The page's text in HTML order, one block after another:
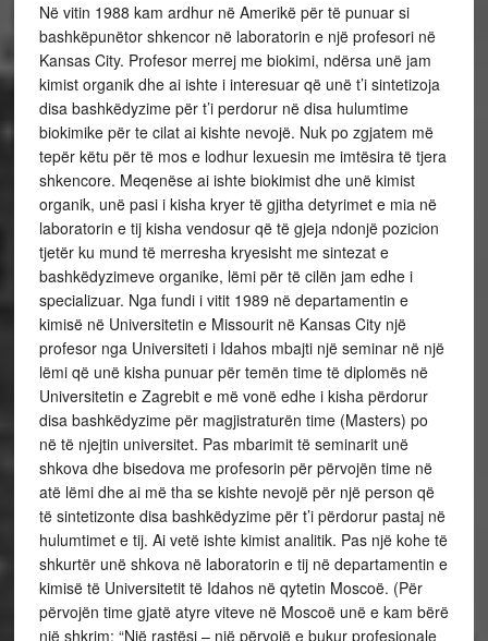
Në vitin 1988 kam ardhur në Amerikë për të punuar si
bashkëpunëtor shkencor në laboratorin e një profesori në
Kansas City. Profesor merrej me biokimi, ndërsa unë jam
kimist organik dhe ai ishte i interesuar që unë t’i sintetizoja
disa bashkëdyzime për t’i perdorur në disa hulumtime
biokimike për te cilat ai kishte nevojë. Nuk po zgjatem më
tepër këtu për të mos e lodhur lexuesin me imtësira të tjera
shkencore. Meqenëse ai ishte biokimist dhe unë kimist
organik, unë pasi i kisha kryer të gjitha detyrimet e mia në
laboratorin e tij kisha vendosur që të gjeja ndonjë pozicion
tjetër ku mund të merresha kryesisht me sintezat e
bashkëdyzimeve organike, lëmi për të cilën jam edhe i
specializuar. Nga fundi i vitit 1989 në departamentin e
kimisë në Universitetin e Missourit në Kansas City një
profesor nga Universiteti i Idahos mbajti një seminar në një
lëmi që unë kisha punuar për temën time të diplomës në
Universitetin e Zagrebit e më vonë edhe i kisha përdorur
disa bashkëdyzime për magjistraturën time (Masters) po
në të njejtin universitet. Pas mbarimit të seminarit unë
shkova dhe bisedova me profesorin për përvojën time në
atë lëmi dhe ai më tha se kishte nevojë për një person që
të sintetizonte disa bashkëdyzime për t’i përdorur pastaj në
hulumtimet e tij. Ai vetë ishte kimist analitik. Pas një kohe të
shkurtër unë shkova në laboratorin e tij në departamentin e
kimisë të Universitetit të Idahos në qytetin Moscoë. (Për
përvojën time gjatë atyre viteve në Moscoë unë e kam bërë
një shkrim: “Një rastësi – një përvojë e bukur profesionale